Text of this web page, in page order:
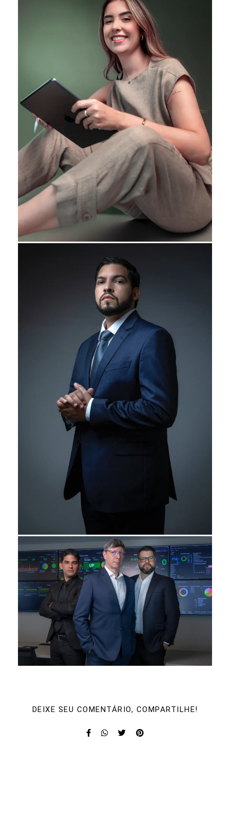
DEIXE SEU COMENTÁRIO, COMPARTILHE!